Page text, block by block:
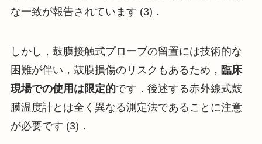
な一致が報告されています (3)．
しかし，鼓膜接触式プローブの留置には技術的な
困難が伴い，鼓膜損傷のリスクもあるため， 臨床
現場での使用は限定的です．後述する赤外線式鼓
膜温度計とは全く異なる測定法であることに注意
が必要です (3)．